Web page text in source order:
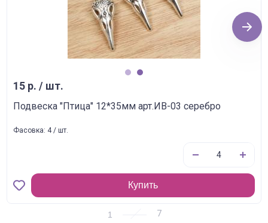
15 р. / шт.
Подвеска "Птица" 12*35мм арт.ИВ-03 серебро
Фасовка: 4 / шт.
Купить
Next
1